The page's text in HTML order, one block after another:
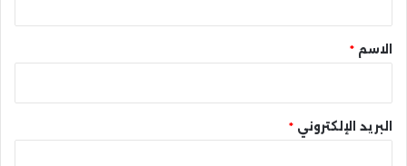
* الاسم *
البريد الإلكتروني *